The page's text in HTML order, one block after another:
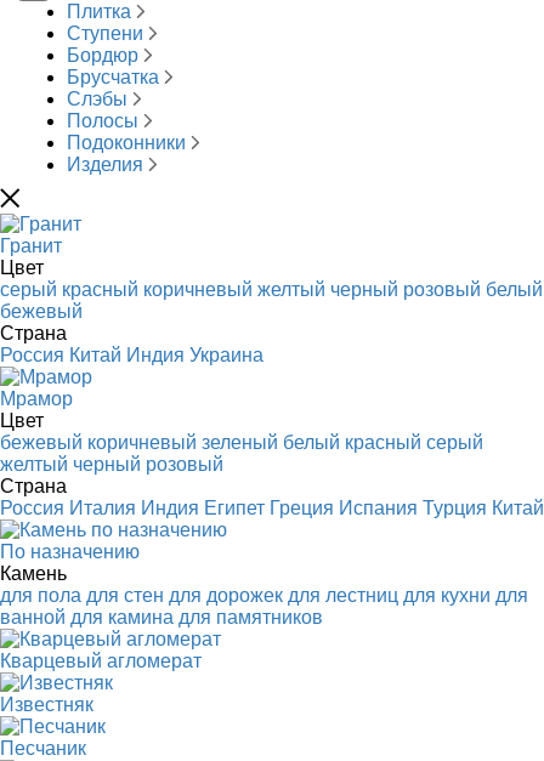
Плитка
Ступени
Бордюр
Брусчатка
Слэбы
Полосы
Подоконники
Изделия
Гранит
Цвет
серый красный коричневый желтый черный розовый белый
бежевый
Страна
Россия Китай Индия Украина
Мрамор
Цвет
бежевый коричневый зеленый белый красный серый
желтый черный розовый
Страна
Россия Италия Индия Египет Греция Испания Турция Китай
По назначению
Камень
для пола для стен для дорожек для лестниц для кухни для
ванной для камина для памятников
Кварцевый агломерат
Известняк
Песчаник